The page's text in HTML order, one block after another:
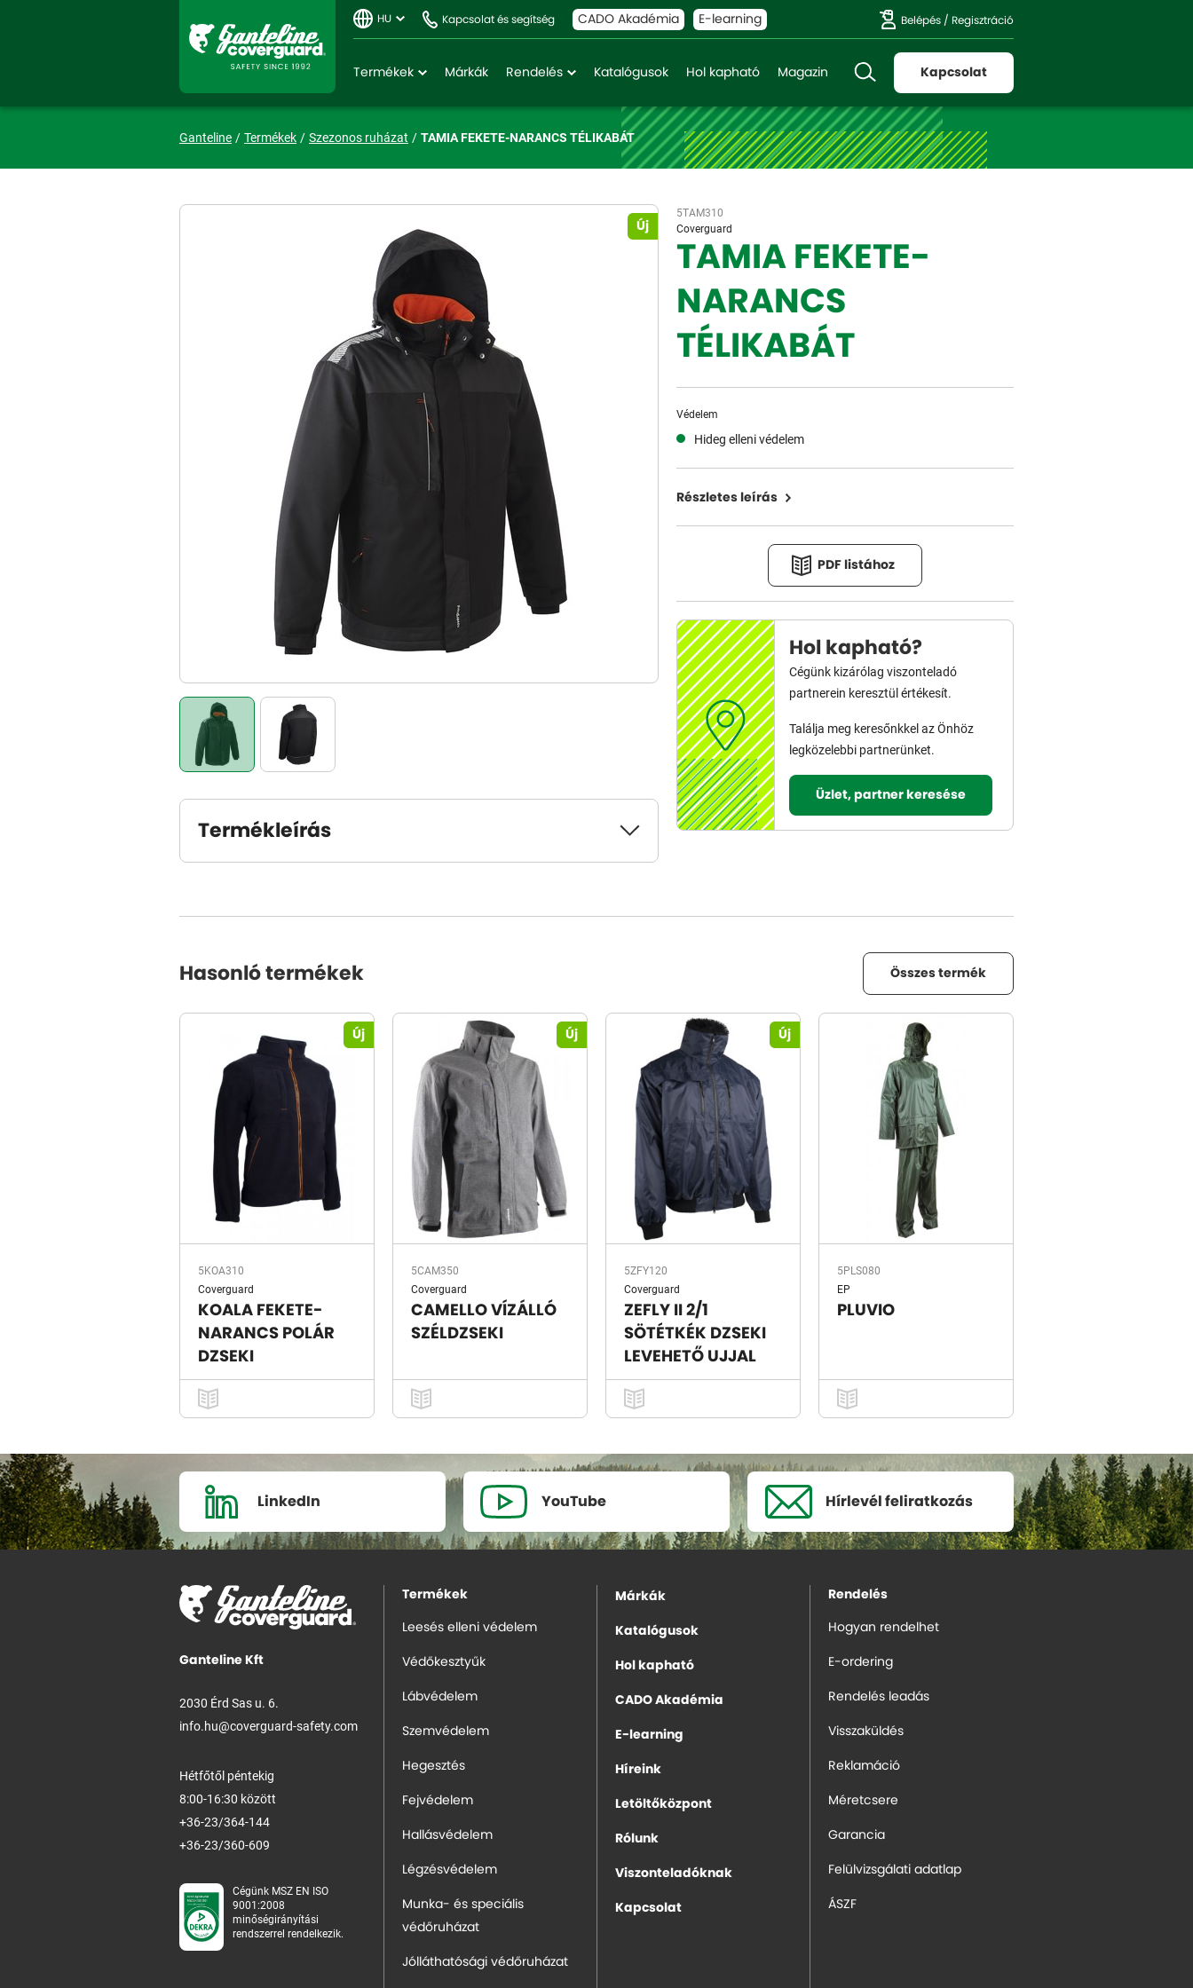
HU Kapcsolat és segítség CADO Akadémia E-learning Belépés / Regisztráció
Termékek Márkák Rendelés Katalógusok Hol kapható Magazin Kapcsolat
Ganteline Termékek Szezonos ruházat TAMIA FEKETE-NARANCS TÉLIKABÁT
Új
Termékleírás
5TAM310
Coverguard
TAMIA FEKETE-
NARANCS
TÉLIKABÁT
Védelem
Hideg elleni védelem
Részletes leírás
PDF listához
Hol kapható?
Cégünk kizárólag viszonteladó
partnerein keresztül értékesít.
Találja meg keresőnkkel az Önhöz
legközelebbi partnerünket.
Üzlet, partner keresése
Hasonló termékek Összes termék
Új
5KOA310
Coverguard
KOALA FEKETE-
NARANCS POLÁR
DZSEKI
Új
5CAM350
Coverguard
CAMELLO VÍZÁLLÓ
SZÉLDZSEKI
Új
5ZFY120
Coverguard
ZEFLY II 2/1
SÖTÉTKÉK DZSEKI
LEVEHETŐ UJJAL
5PLS080
EP
PLUVIO
LinkedIn YouTube Hírlevél feliratkozás
Ganteline Kft
2030 Érd Sas u. 6.
info.hu@coverguard-safety.com
Hétfőtől péntekig
8:00-16:30 között
+36-23/364-144
+36-23/360-609
Cégünk MSZ EN ISO
9001:2008
minőségirányítási
rendszerrel rendelkezik.
Termékek
Leesés elleni védelem
Védőkesztyűk
Lábvédelem
Szemvédelem
Hegesztés
Fejvédelem
Hallásvédelem
Légzésvédelem
Munka- és speciális
védőruházat
Jólláthatósági védőruházat
Márkák
Katalógusok
Hol kapható
CADO Akadémia
E-learning
Híreink
Letöltőközpont
Rólunk
Viszonteladóknak
Kapcsolat
Rendelés
Hogyan rendelhet
E-ordering
Rendelés leadás
Visszaküldés
Reklamáció
Méretcsere
Garancia
Felülvizsgálati adatlap
ÁSZF